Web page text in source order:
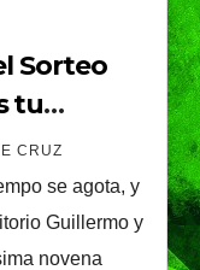
Sorteo
tu
CRUZ
se agota, y
Guillermo y
novena
9
se
árboles